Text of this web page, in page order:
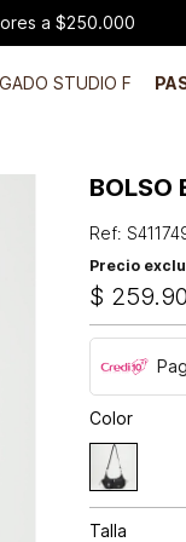
a $250.000
STUDIO F
BOLSO
Ref:
Precio
$ 259.
Color
Talla